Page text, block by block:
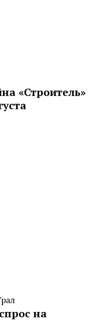
«Строитель»
на